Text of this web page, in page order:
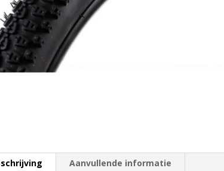
Aanvullende informatie